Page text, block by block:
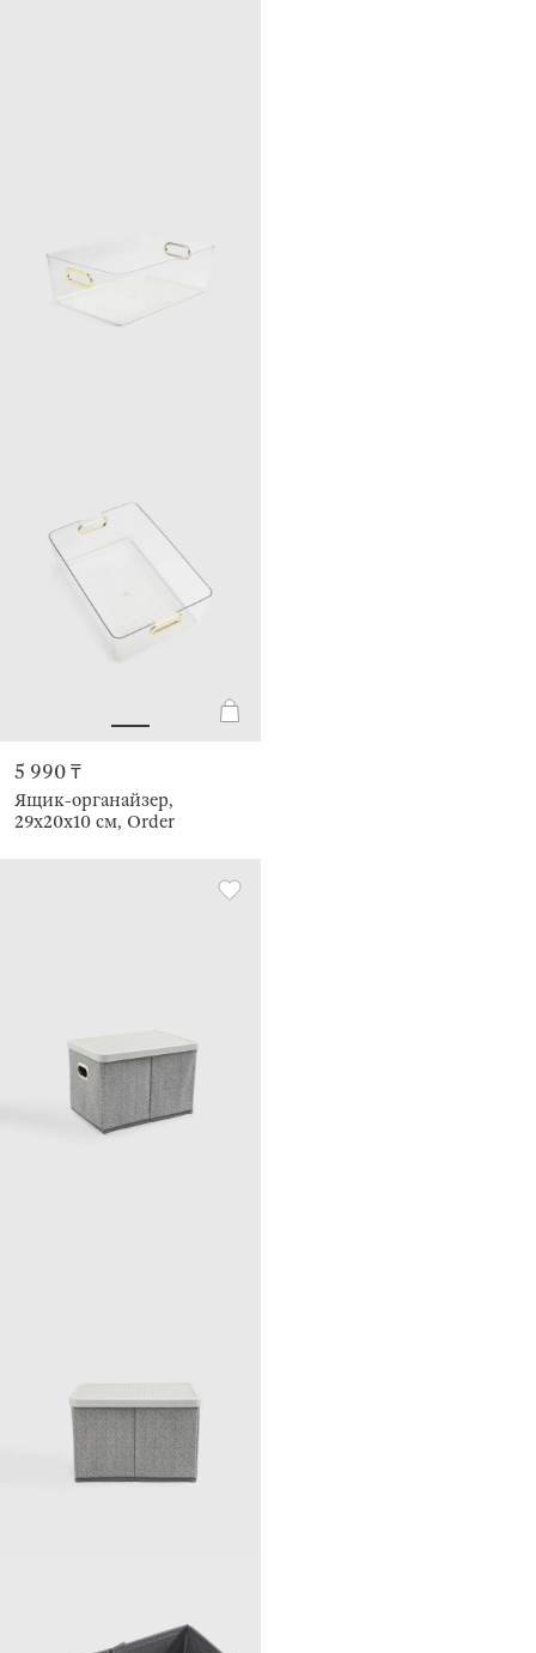
5 990 ₸
Ящик-органайзер,
29х20х10 см, Order